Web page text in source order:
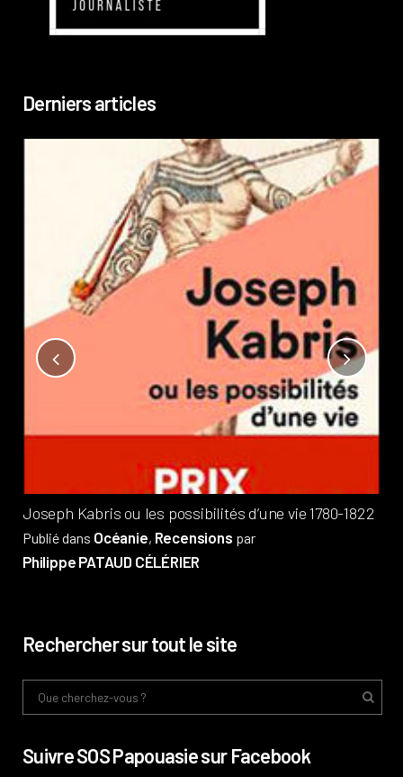
Derniers articles
Joseph Kabris ou les possibilités d’une vie 1780-1822
Publié dans Océanie, Recensions par
Philippe PATAUD CÉLÉRIER
Rechercher sur tout le site
Suivre SOS Papouasie sur Facebook